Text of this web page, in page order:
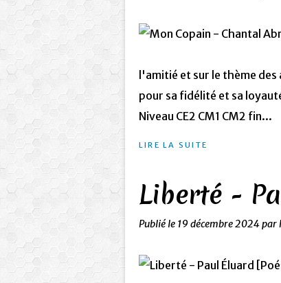
l'amitié et sur le thème
pour sa fidélité et sa
Niveau CE2 CM1 CM2 fin...
LIRE LA SUITE
Liberté -
Publié le 19 décembre 2024par